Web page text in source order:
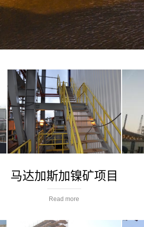
马达加斯加镍矿项目
Read more